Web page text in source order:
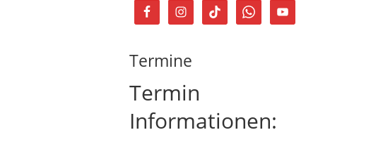
Termine
Termin
Informationen: